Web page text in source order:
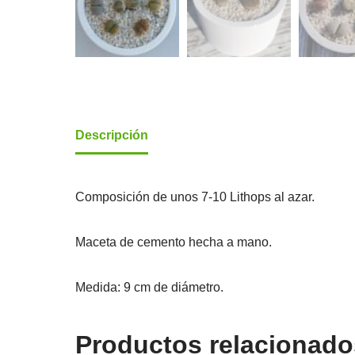
Descripción
Composición de unos 7-10 Lithops al azar.
Maceta de cemento hecha a mano.
Medida: 9 cm de diámetro.
Productos